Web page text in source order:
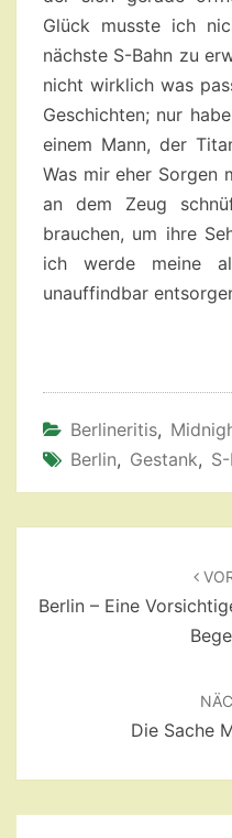
Glück musste ich
nächste S-Bahn zu
nicht wirklich was
Geschichten; nur
einem Mann, der
Was mir eher Sorgen
an dem Zeug
brauchen, um ihre
ich werde meine
unauffindbar
Berlineritis,
Berlin, Gestank,
Berlin – Eine
Die Sache